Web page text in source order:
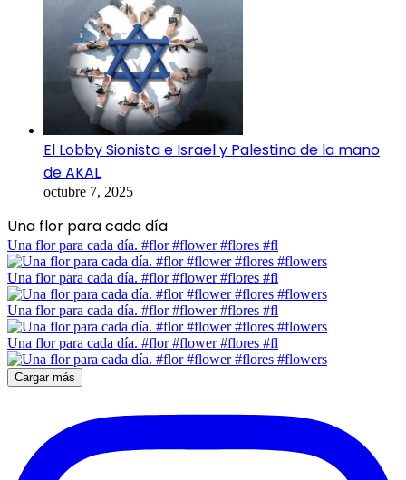
El Lobby Sionista e Israel y Palestina de la mano
de AKAL
octubre 7, 2025
Una flor para cada día
Una flor para cada día. #flor #flower #flores #fl
Una flor para cada día. #flor #flower #flores #fl
Una flor para cada día. #flor #flower #flores #fl
Una flor para cada día. #flor #flower #flores #fl
Cargar más